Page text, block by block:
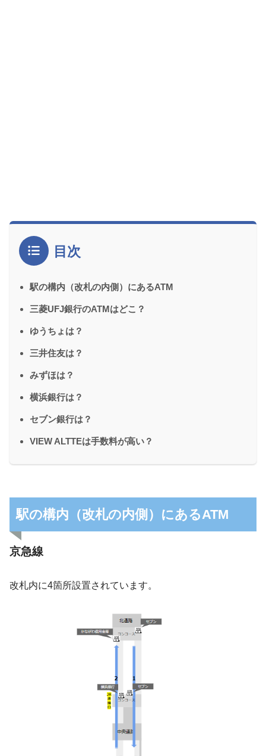
目次
駅の構内（改札の内側）にあるATM
三菱UFJ銀行のATMはどこ？
ゆうちょは？
三井住友は？
みずほは？
横浜銀行は？
セブン銀行は？
VIEW ALTTEは手数料が高い？
駅の構内（改札の内側）にあるATM
京急線
改札内に4箇所設置されています。